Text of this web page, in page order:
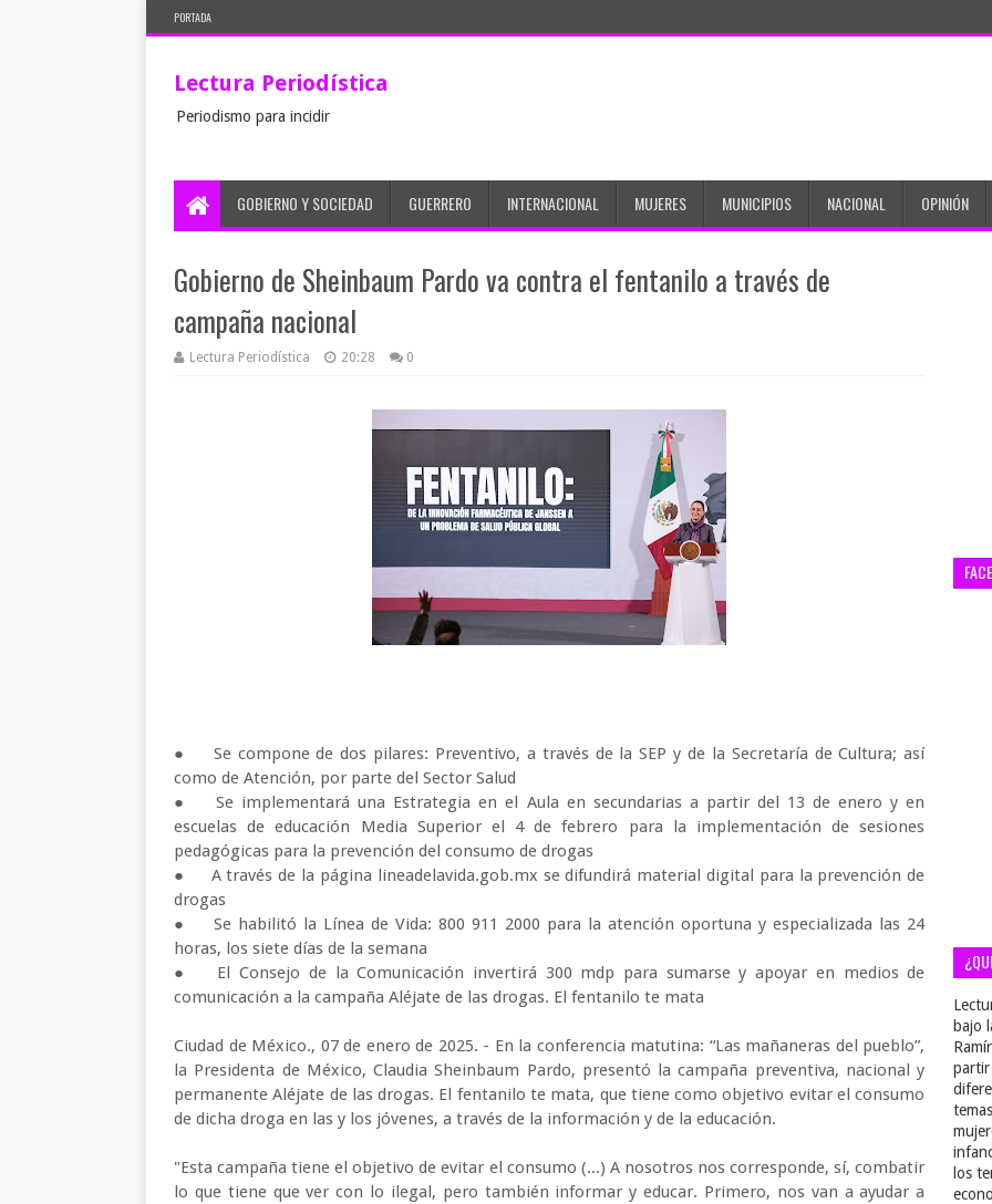
PORTADA
Lectura Periodística
Periodismo para incidir
GOBIERNO Y SOCIEDAD GUERRERO INTERNACIONAL MUJERES MUNICIPIOS NACIONAL OPINIÓN
Gobierno de Sheinbaum Pardo va contra el fentanilo a través de
campaña nacional
Lectura Periodística 20:28 0
●
Se compone de dos pilares: Preventivo, a través de la SEP y de la Secretaría de Cultura; así
como de Atención, por parte del Sector Salud
●
Se implementará una Estrategia en el Aula en secundarias a partir del 13 de enero y en
escuelas de educación Media Superior el 4 de febrero para la implementación de sesiones
pedagógicas para la prevención del consumo de drogas
●
A través de la página lineadelavida.gob.mx se difundirá material digital para la prevención de
drogas
●
Se habilitó la Línea de Vida: 800 911 2000 para la atención oportuna y especializada las 24
horas, los siete días de la semana
●
El Consejo de la Comunicación invertirá 300 mdp para sumarse y apoyar en medios de
comunicación a la campaña Aléjate de las drogas. El fentanilo te mata
Ciudad de México., 07 de enero de 2025. - En la conferencia matutina: “Las mañaneras del pueblo”,
la Presidenta de México, Claudia Sheinbaum Pardo, presentó la campaña preventiva, nacional y
permanente Aléjate de las drogas. El fentanilo te mata, que tiene como objetivo evitar el consumo
de dicha droga en las y los jóvenes, a través de la información y de la educación.
"Esta campaña tiene el objetivo de evitar el consumo (...) A nosotros nos corresponde, sí, combatir
lo que tiene que ver con lo ilegal, pero también informar y educar. Primero, nos van a ayudar a
bajo
partir
los